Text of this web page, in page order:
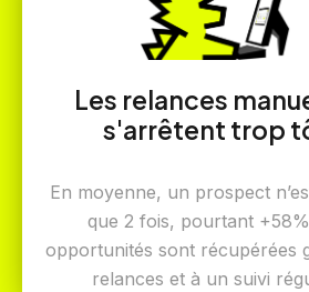
Les relances
s'arrêtent trop
En moyenne, un prospect
que 2 fois, pourtant
opportunités sont récupérées
relances et à un suivi